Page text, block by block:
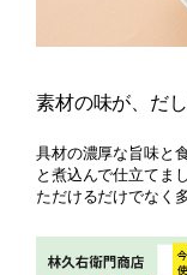
素材の味が、だ
具材の濃厚な旨味と
と煮込んで仕立てま
ただけるだけでなく